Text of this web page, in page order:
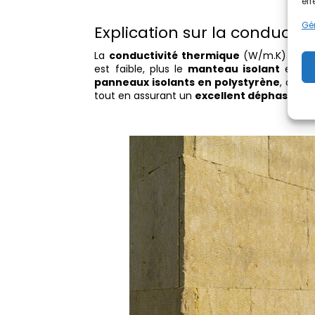
Explication sur la
La conductivité thermique (W/m.K)
est faible, plus le manteau isolant est
panneaux isolants en polystyrène,
tout en assurant un excellent déphasage